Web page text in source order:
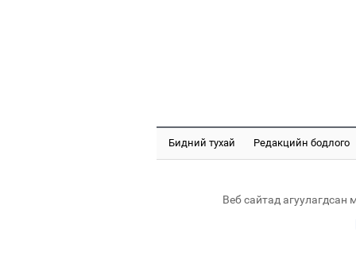
Бидний тухай Редакцийн бодлого
Веб сайтад агуулагдсан